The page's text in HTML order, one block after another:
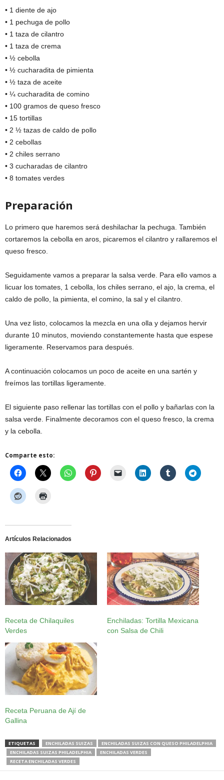
• 1 diente de ajo
• 1 pechuga de pollo
• 1 taza de cilantro
• 1 taza de crema
• ½ cebolla
• ½ cucharadita de pimienta
• ½ taza de aceite
• ¼ cucharadita de comino
• 100 gramos de queso fresco
• 15 tortillas
• 2 ½ tazas de caldo de pollo
• 2 cebollas
• 2 chiles serrano
• 3 cucharadas de cilantro
• 8 tomates verdes
Preparación
Lo primero que haremos será deshilachar la pechuga. También
cortaremos la cebolla en aros, picaremos el cilantro y rallaremos el
queso fresco.
Seguidamente vamos a preparar la salsa verde. Para ello vamos a
licuar los tomates, 1 cebolla, los chiles serrano, el ajo, la crema, el
caldo de pollo, la pimienta, el comino, la sal y el cilantro.
Una vez listo, colocamos la mezcla en una olla y dejamos hervir
durante 10 minutos, moviendo constantemente hasta que espese
ligeramente. Reservamos para después.
A continuación colocamos un poco de aceite en una sartén y
freímos las tortillas ligeramente.
El siguiente paso rellenar las tortillas con el pollo y bañarlas con la
salsa verde. Finalmente decoramos con el queso fresco, la crema
y la cebolla.
Comparte esto:
Artículos Relacionados
Receta de Chilaquiles
Verdes
Enchiladas: Tortilla Mexicana
con Salsa de Chili
Receta Peruana de Ají de
Gallina
ETIQUETAS ENCHILADAS SUIZAS
ENCHILADAS SUIZAS CON QUESO PHILADELPHIA
ENCHILADAS SUIZAS PHILADELPHIA
ENCHILADAS VERDES
RECETA ENCHILADAS VERDES